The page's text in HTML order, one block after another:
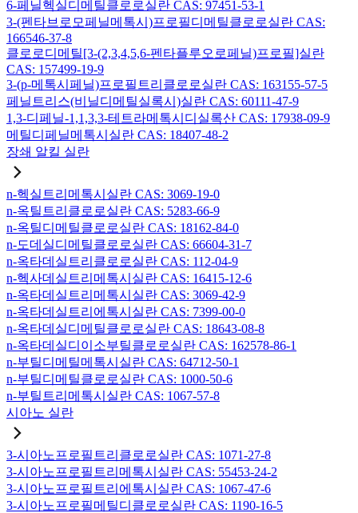
6-페닐헥실디메틸클로로실란 CAS: 97451-53-1
3-(펜타브로모페닐메톡시)프로필디메틸클로로실란 CAS:
166546-37-8
클로로디메틸[3-(2,3,4,5,6-펜타플루오로페닐)프로필]실란
CAS: 157499-19-9
3-(p-메톡시페닐)프로필트리클로로실란 CAS: 163155-57-5
페닐트리스(비닐디메틸실록시)실란 CAS: 60111-47-9
1,3-디페닐-1,1,3,3-테트라메톡시디실록산 CAS: 17938-09-9
메틸디페닐메톡시실란 CAS: 18407-48-2
장쇄 알킬 실란
n-헥실트리메톡시실란 CAS: 3069-19-0
n-옥틸트리클로로실란 CAS: 5283-66-9
n-옥틸디메틸클로로실란 CAS: 18162-84-0
n-도데실디메틸클로로실란 CAS: 66604-31-7
n-옥타데실트리클로로실란 CAS: 112-04-9
n-헥사데실트리메톡시실란 CAS: 16415-12-6
n-옥타데실트리메톡시실란 CAS: 3069-42-9
n-옥타데실트리에톡시실란 CAS: 7399-00-0
n-옥타데실디메틸클로로실란 CAS: 18643-08-8
n-옥타데실디이소부틸클로로실란 CAS: 162578-86-1
n-부틸디메틸메톡시실란 CAS: 64712-50-1
n-부틸디메틸클로로실란 CAS: 1000-50-6
n-부틸트리메톡시실란 CAS: 1067-57-8
시아노 실란
3-시아노프로필트리클로로실란 CAS: 1071-27-8
3-시아노프로필트리메톡시실란 CAS: 55453-24-2
3-시아노프로필트리에톡시실란 CAS: 1067-47-6
3-시아노프로필메틸디클로로실란 CAS: 1190-16-5